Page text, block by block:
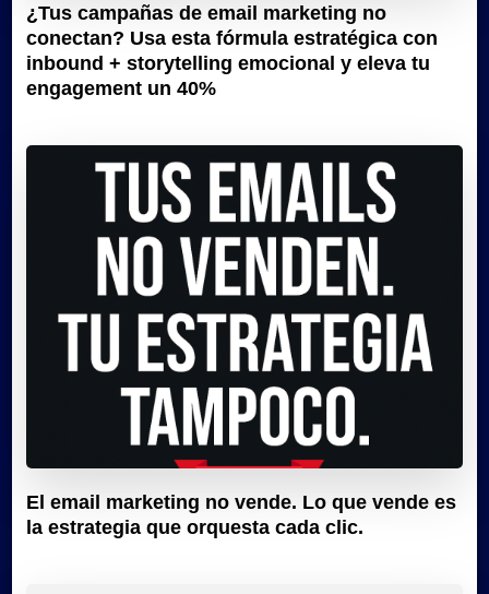
¿Tus campañas de email marketing no
conectan? Usa esta fórmula estratégica con
inbound + storytelling emocional y eleva tu
engagement un 40%
El email marketing no vende. Lo que vende es
la estrategia que orquesta cada clic.